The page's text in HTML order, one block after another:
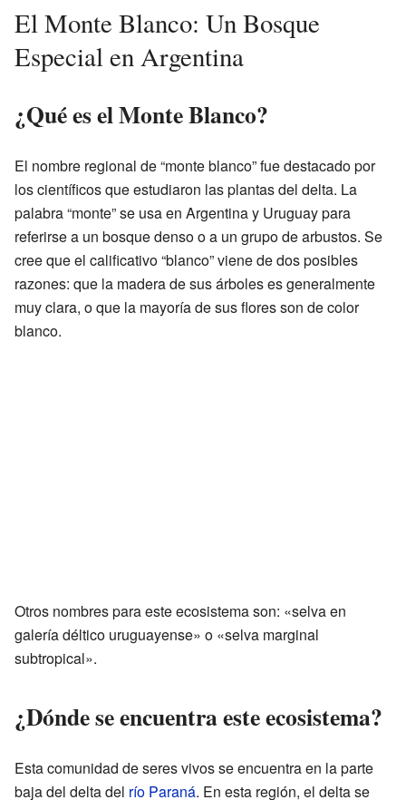
El Monte Blanco: Un Bosque
Especial en Argentina
¿Qué es el Monte Blanco?
El nombre regional de “monte blanco” fue destacado por
los científicos que estudiaron las plantas del delta. La
palabra “monte” se usa en Argentina y Uruguay para
referirse a un bosque denso o a un grupo de arbustos. Se
cree que el calificativo “blanco” viene de dos posibles
razones: que la madera de sus árboles es generalmente
muy clara, o que la mayoría de sus flores son de color
blanco.
Otros nombres para este ecosistema son: «selva en
galería déltico uruguayense» o «selva marginal
subtropical».
¿Dónde se encuentra este ecosistema?
Esta comunidad de seres vivos se encuentra en la parte
baja del delta del río Paraná. En esta región, el delta se